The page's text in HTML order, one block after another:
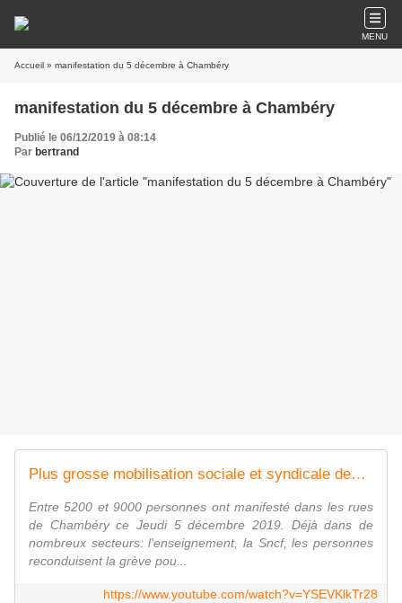
MENU
Accueil » manifestation du 5 décembre à Chambéry
manifestation du 5 décembre à Chambéry
Publié le 06/12/2019 à 08:14
Par bertrand
Plus grosse mobilisation sociale et syndicale depuis 2010 à Chambéry
Entre 5200 et 9000 personnes ont manifesté dans les rues
de Chambéry ce Jeudi 5 décembre 2019. Déjà dans de
nombreux secteurs: l'enseignement, la Sncf, les personnes
reconduisent la grève pou...
https://www.youtube.com/watch?v=YSEVKlkTr28